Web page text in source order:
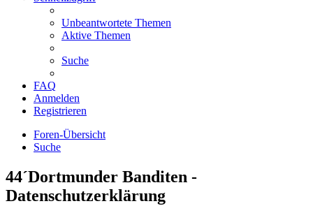
Unbeantwortete Themen
Aktive Themen
Suche
FAQ
Anmelden
Registrieren
Foren-Übersicht
Suche
44´Dortmunder Banditen -
Datenschutzerklärung